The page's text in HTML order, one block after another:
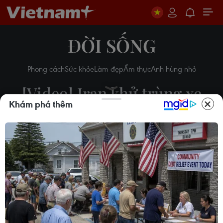
ĐỜI SỐNG
Phong cáchSức khỏeLàm đẹpẨm thựcAnh hùng nhỏ
[Video] Iran khử trùng xe
buýt, tàu điện ngầm chống
dịch COVID-19
Tường Linh
26/02/2020 03:21
Khám phá thêm